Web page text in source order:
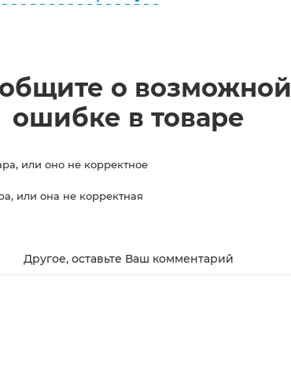
о возможной
ошибке в товаре
или оно не корректное
или она не корректная
Другое, оставьте Ваш комментарий